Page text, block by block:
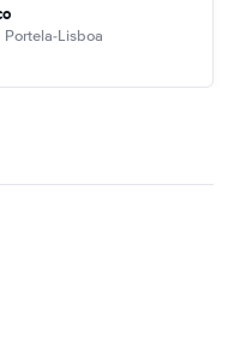
Lisboa